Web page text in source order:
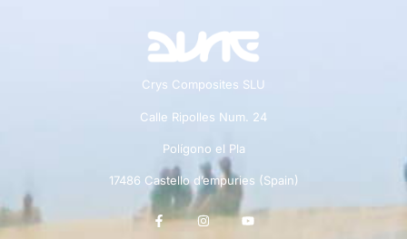
Crys Composites SLU
Calle Ripolles Num. 24
Polígono el Pla
17486 Castello d’empuries (Spain)